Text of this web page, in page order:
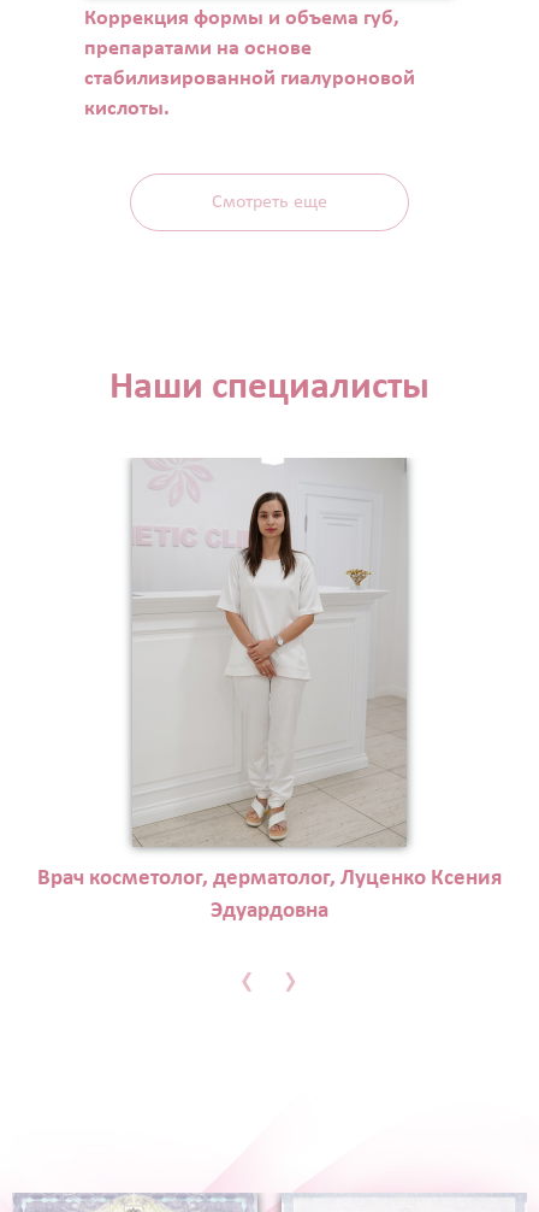
Коррекция формы и объема губ,
препаратами на основе
стабилизированной гиалуроновой
кислоты.
Смотреть еще
Наши специалисты
Врач косметолог, дерматолог, Луценко Ксения
Эдуардовна
‹ ›